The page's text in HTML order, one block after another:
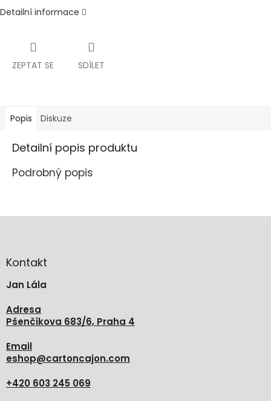
Detailní informace
ZEPTAT SE SDÍLET
Popis Diskuze
Detailní popis produktu
Podrobný popis
aKontakt
Jan Lála
Adresa
Pšenčíkova 683/6, Praha 4
Email
eshop@cartoncajon.com
+420 603 245 069